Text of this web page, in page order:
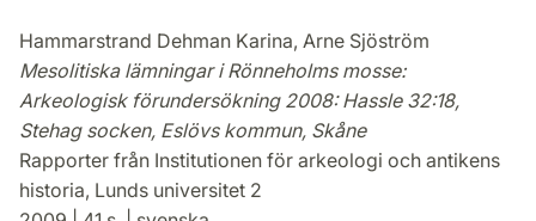
Hammarstrand Dehman Karina, Arne Sjöström
Mesolitiska lämningar i Rönneholms mosse:
Arkeologisk förundersökning 2008: Hassle 32:18,
Stehag socken, Eslövs kommun, Skåne
Rapporter från Institutionen för arkeologi och antikens
historia, Lunds universitet 2